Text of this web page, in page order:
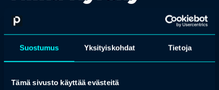
Suostumus Yksityiskohdat Tietoja
Tämä sivusto käyttää evästeitä
Niina Hyrsky on työskennellyt puolustusministeriön
viestintäjohtajana v. 2018 alkaen, aikana jolloin Suomen
Tukholman suurlähetystössä, Handelsbankenin Suomen